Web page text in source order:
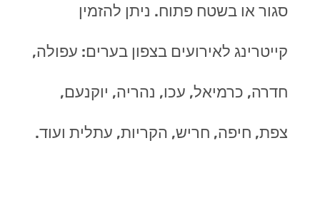
סגור או בשטח פתוח. ניתן להזמין
קייטרינג לאירועים בצפון בערים: עפולה,
חדרה, כרמיאל, עכו, נהריה, יוקנעם,
צפת, חיפה, חריש, הקריות, עתלית ועוד.